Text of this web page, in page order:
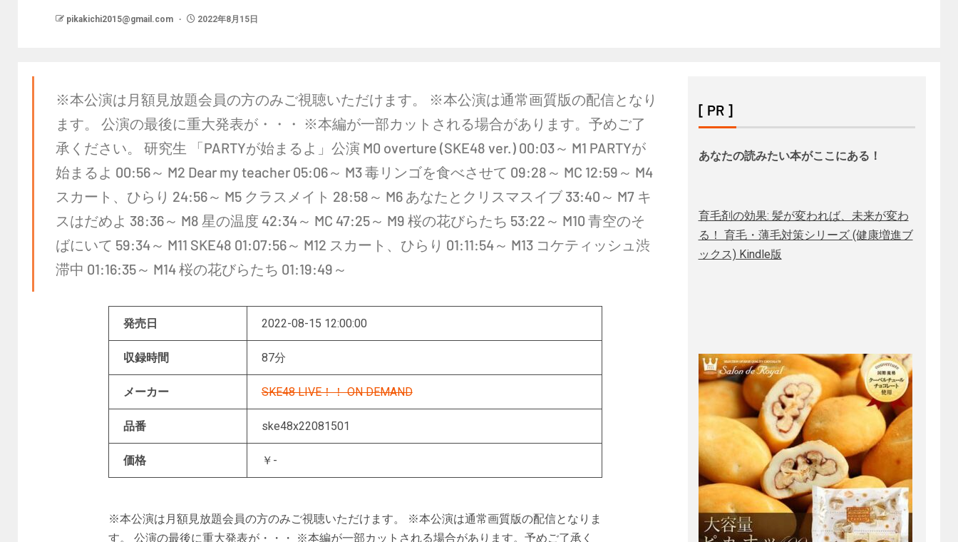
pikakichi2015@gmail.com 2022年8月15日
※本公演は月額見放題会員の方のみご視聴いただけます。 ※本公演は通常画質版の配信となり
ます。 公演の最後に重大発表が・・・ ※本編が一部カットされる場合があります。予めご了
承ください。 研究生 「PARTYが始まるよ」公演 M0 overture (SKE48 ver.) 00:03～ M1 PARTYが
始まるよ 00:56～ M2 Dear my teacher 05:06～ M3 毒リンゴを食べさせて 09:28～ MC 12:59～ M4
スカート、ひらり 24:56～ M5 クラスメイト 28:58～ M6 あなたとクリスマスイブ 33:40～ M7 キ
スはだめよ 38:36～ M8 星の温度 42:34～ MC 47:25～ M9 桜の花びらたち 53:22～ M10 青空のそ
ばにいて 59:34～ M11 SKE48 01:07:56～ M12 スカート、ひらり 01:11:54～ M13 コケティッシュ渋
滞中 01:16:35～ M14 桜の花びらたち 01:19:49～
発売日 2022-08-15 12:00:00
収録時間 87分
メーカー SKE48 LIVE！！ ON DEMAND
品番 ske48x22081501
価格 ￥-
※本公演は月額見放題会員の方のみご視聴いただけます。 ※本公演は通常画質版の配信となりま
す。 公演の最後に重大発表が・・・ ※本編が一部カットされる場合があります。予めご了承く
[ PR ]
あなたの読みたい本がここにある！
育毛剤の効果: 髪が変われば、未来が変わ
る！ 育毛・薄毛対策シリーズ (健康増進ブ
ックス) Kindle版